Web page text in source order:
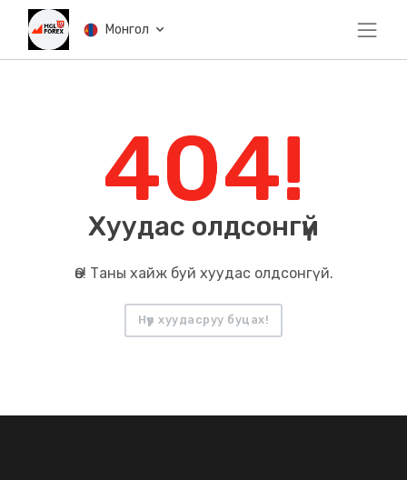
Монгол
404!
Хуудас олдсонгүй
Өө! Таны хайж буй хуудас олдсонгүй.
Нүүр хуудасруу буцах!